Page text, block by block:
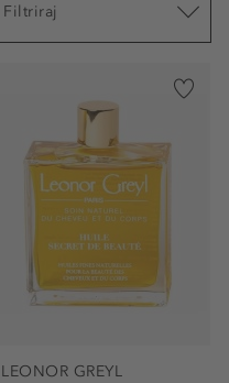
Filtriraj
LEONOR GREYL